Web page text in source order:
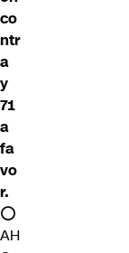
co
ntr
a
y
71
a
fa
vo
r.
⭕️
AH